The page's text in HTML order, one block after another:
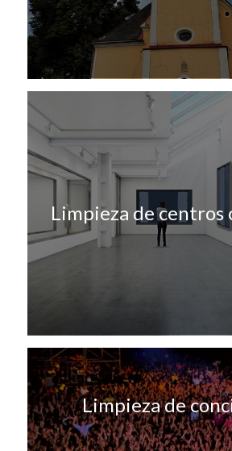
Limpieza de centros
Limpieza de